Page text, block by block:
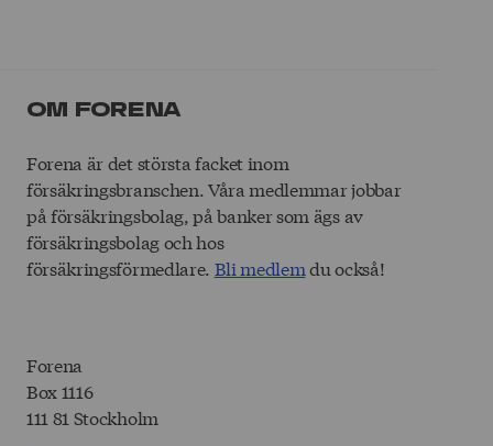
Om Forena
Forena är det största facket inom
försäkringsbranschen. Våra medlemmar jobbar
på försäkringsbolag, på banker som ägs av
försäkringsbolag och hos
försäkringsförmedlare. Bli medlemdu också!
Forena
Box 1116
111 81 Stockholm